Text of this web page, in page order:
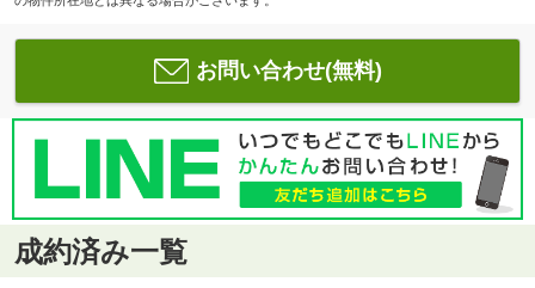
お問い合わせ(無料)
成約済み一覧